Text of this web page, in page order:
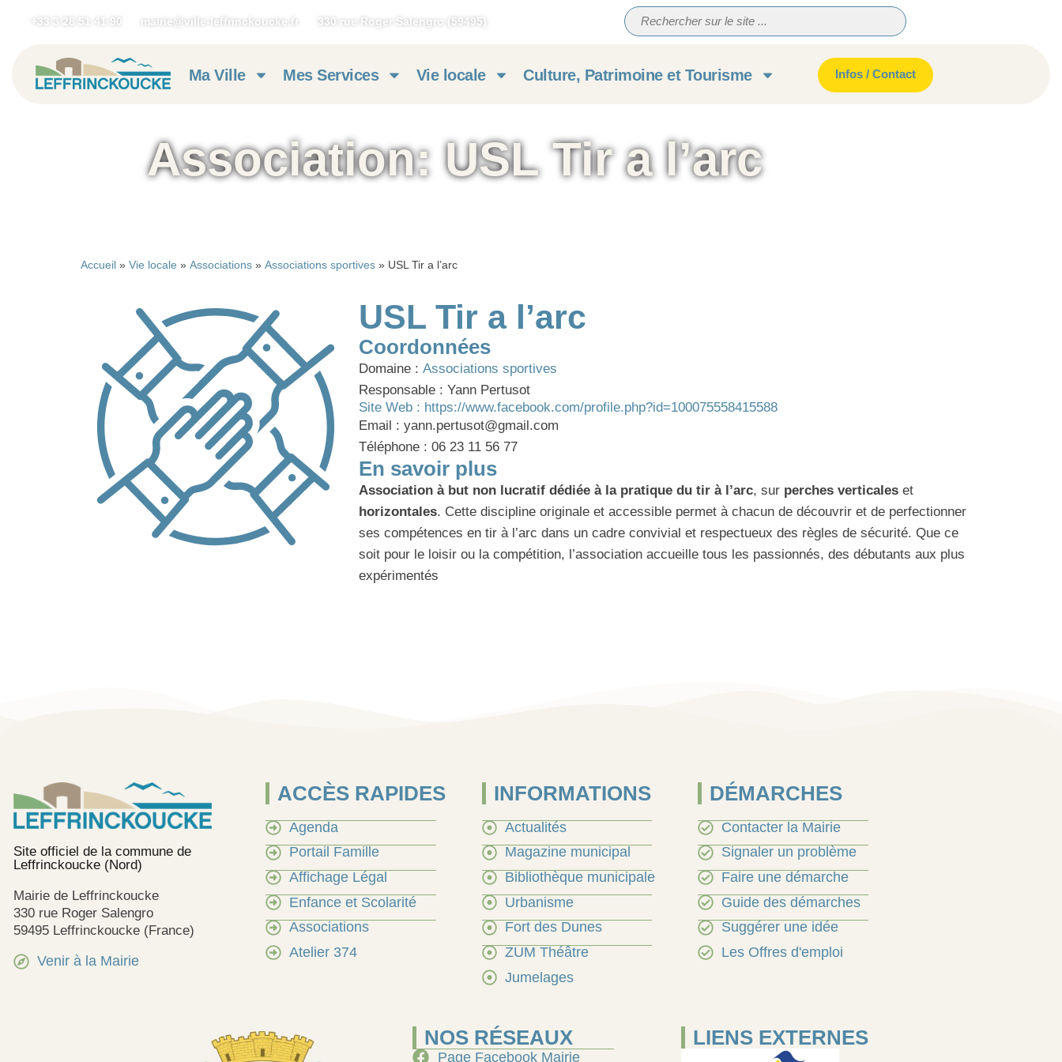
+33 3 28 51 41 90 mairie@ville-leffrinckoucke.fr 330 rue Roger Salengro (59495)
Ma Ville Mes Services Vie locale Culture, Patrimoine et Tourisme Infos / Contact
Association: USL Tir a l’arc
Accueil » Vie locale » Associations » Associations sportives » USL Tir a l’arc
USL Tir a l’arc
Coordonnées
Domaine : Associations sportives
Responsable : Yann Pertusot
Site Web : https://www.facebook.com/profile.php?id=100075558415588
Email : yann.pertusot@gmail.com
Téléphone : 06 23 11 56 77
En savoir plus
Association à but non lucratif dédiée à la pratique du tir à l’arc, sur perches verticales et
horizontales. Cette discipline originale et accessible permet à chacun de découvrir et de perfectionner
ses compétences en tir à l’arc dans un cadre convivial et respectueux des règles de sécurité. Que ce
soit pour le loisir ou la compétition, l’association accueille tous les passionnés, des débutants aux plus
expérimentés
Site officiel de la commune de
Leffrinckoucke (Nord)
Mairie de Leffrinckoucke
330 rue Roger Salengro
59495 Leffrinckoucke (France)
Venir à la Mairie
ACCÈS RAPIDES
Agenda
Portail Famille
Affichage Légal
Enfance et Scolarité
Associations
Atelier 374
INFORMATIONS
Actualités
Magazine municipal
Bibliothèque municipale
Urbanisme
Fort des Dunes
ZUM Théâtre
Jumelages
DÉMARCHES
Contacter la Mairie
Signaler un problème
Faire une démarche
Guide des démarches
Suggérer une idée
Les Offres d'emploi
NOS RÉSEAUX
Page Facebook Mairie
LIENS EXTERNES